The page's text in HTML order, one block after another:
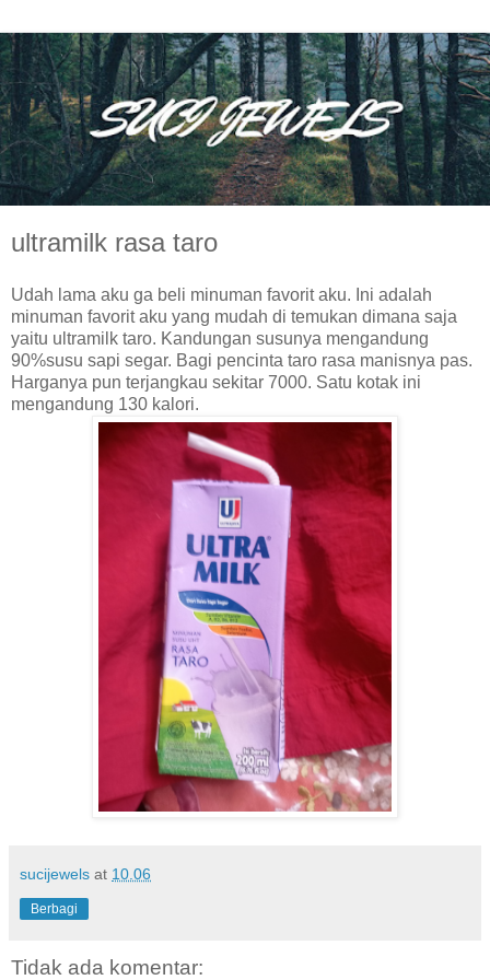
ultramilk rasa taro
Udah lama aku ga beli minuman favorit aku. Ini adalah
minuman favorit aku yang mudah di temukan dimana saja
yaitu ultramilk taro. Kandungan susunya mengandung
90%susu sapi segar. Bagi pencinta taro rasa manisnya pas.
Harganya pun terjangkau sekitar 7000. Satu kotak ini
mengandung 130 kalori.
sucijewels at 10.06
Berbagi
Tidak ada komentar: